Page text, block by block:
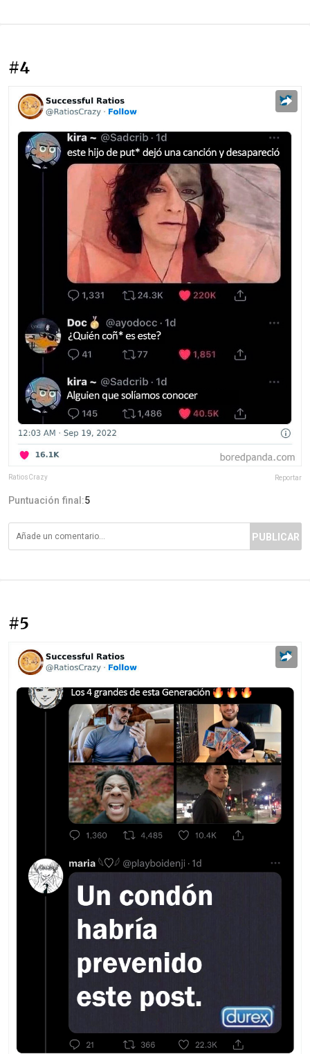
#4
RatiosCrazy Reportar
Puntuación final:5
PUBLICAR
#5